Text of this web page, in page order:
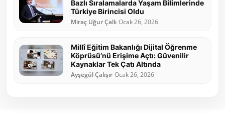
Bazlı Sıralamalarda Yaşam Bilimlerinde
Türkiye Birincisi Oldu
Miraç Uğur Çallı Ocak 26, 2026
Millî Eğitim Bakanlığı Dijital Öğrenme
Köprüsü’nü Erişime Açtı: Güvenilir
Kaynaklar Tek Çatı Altında
Ayşegül Çalışır Ocak 26, 2026